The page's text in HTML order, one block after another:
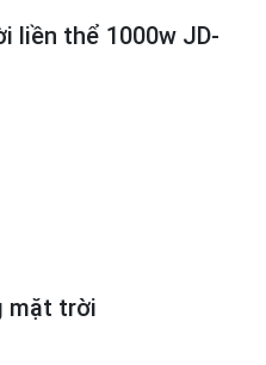
liền thể 1000w JD-
mặt trời